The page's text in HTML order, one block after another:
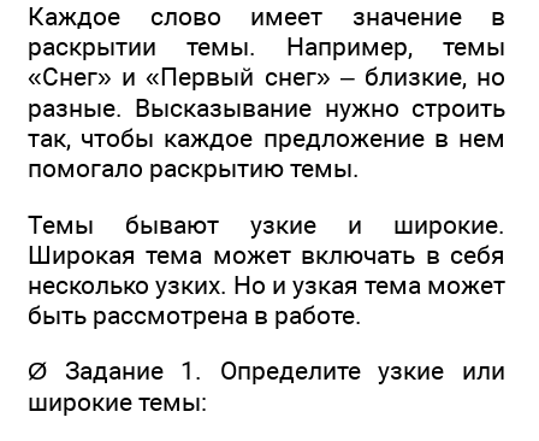
Каждое слово имеет значение в
раскрытии темы. Например, темы
«Снег» и «Первый снег» – близкие, но
разные. Высказывание нужно строить
так, чтобы каждое предложение в нем
помогало раскрытию темы.
Темы бывают узкие и широкие.
Широкая тема может включать в себя
несколько узких. Но и узкая тема может
быть рассмотрена в работе.
Ø Задание 1. Определите узкие или
широкие темы: